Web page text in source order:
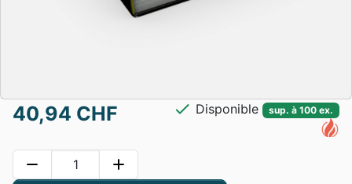
40,94 CHF check Disponible sup. à 100 ex.
remove add